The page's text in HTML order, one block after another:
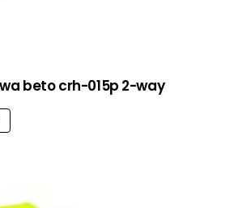
beto crh-015p 2-way